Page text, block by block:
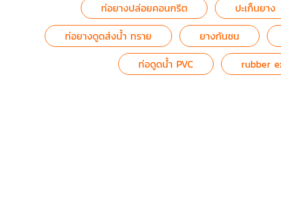
ท่อยางปล่อยคอนกรีต
ปะเก็นยาง
ท่อยางดูดส่งน้ำ ทราย
ยางกันชน
ท่อดูดน้ำ PVC
rubber